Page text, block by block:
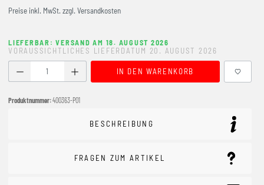
Preise inkl. MwSt. zzgl. Versandkosten
LIEFERBAR: VERSAND AM 18. AUGUST 2026
VORAUSSICHTLICHES LIEFERDATUM 20. AUGUST 2026
Produkt Anzahl: Gib den gewünschten Wert ein oder
IN DEN WARENKORB
Produktnummer:400363-P01
BESCHREIBUNG
FRAGEN ZUM ARTIKEL